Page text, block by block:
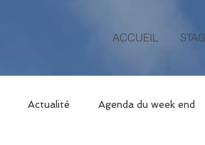
ACCUEIL
Actualité Agenda du week end